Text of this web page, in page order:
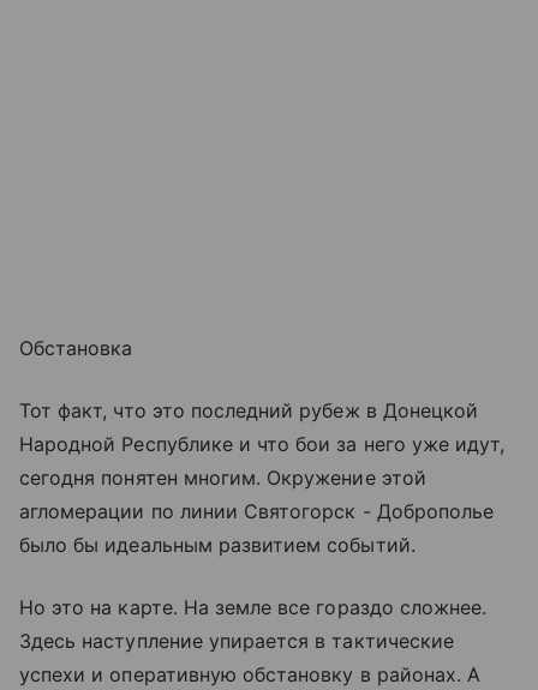
Обстановка
Тот факт, что это последний рубеж в Донецкой
Народной Республике и что бои за него уже идут,
сегодня понятен многим. Окружение этой
агломерации по линии Святогорск - Доброполье
было бы идеальным развитием событий.
Но это на карте. На земле все гораздо сложнее.
Здесь наступление упирается в тактические
успехи и оперативную обстановку в районах. А